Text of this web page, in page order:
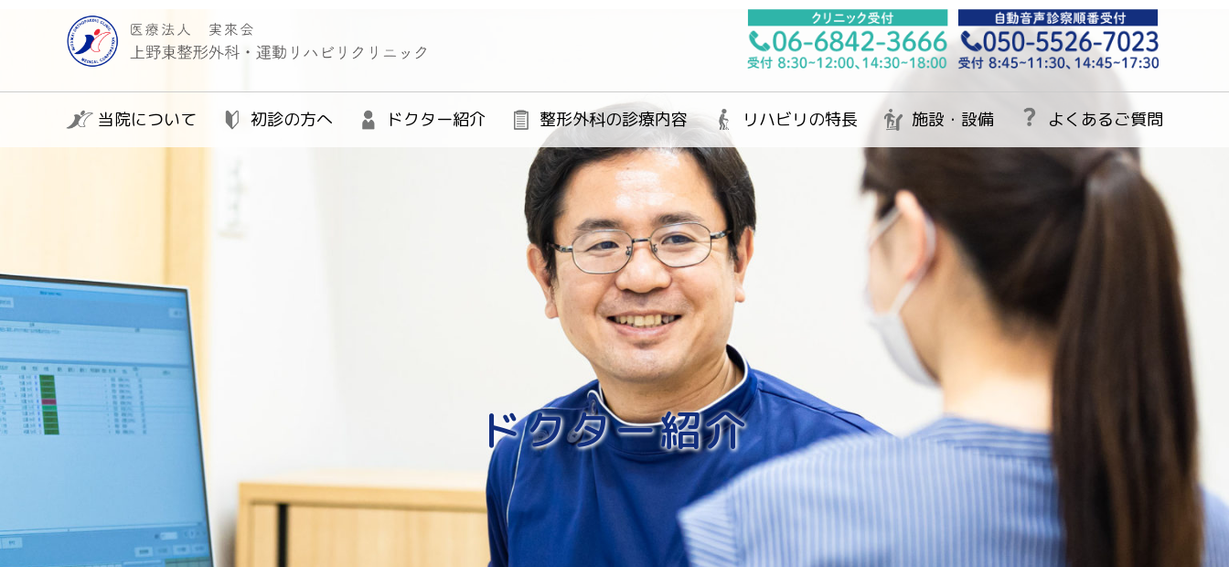
当院について 初診の方へ ドクター紹介 整形外科の診療内容 リハビリの特長 施設・設備 よくあるご質問
ドクター紹介